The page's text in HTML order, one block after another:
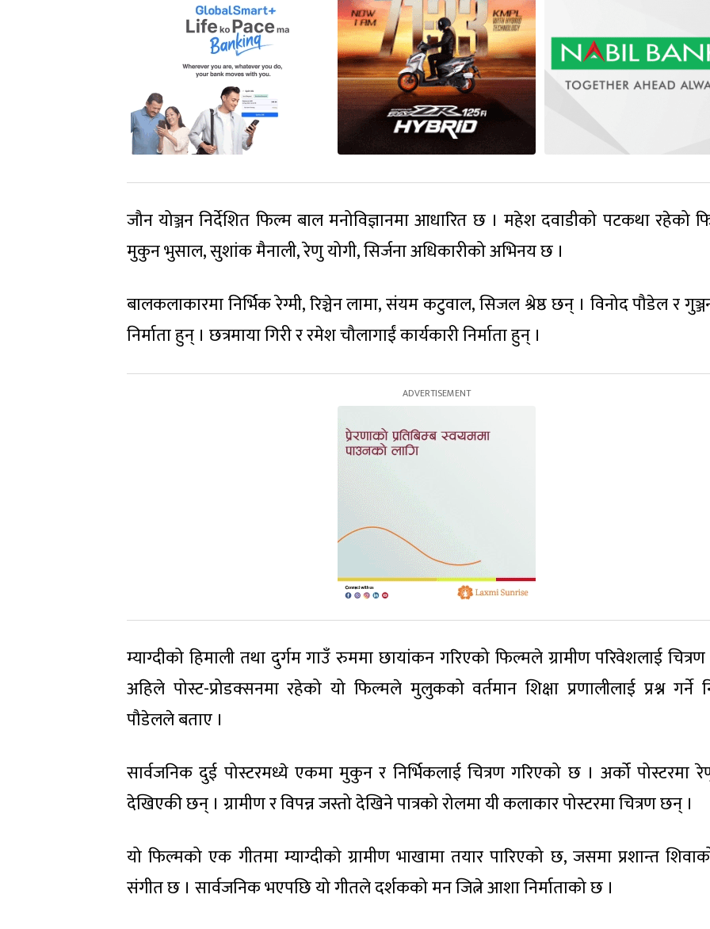
जौन योञ्जन निर्देशित फिल्म बाल मनोविज्ञानमा आधारित छ । महेश दवाडीको पटकथा रहेको
मुकुन भुसाल, सुशांक मैनाली, रेणु योगी, सिर्जना अधिकारीको अभिनय छ ।
बालकलाकारमा निर्भिक रेग्मी, रिञ्चेन लामा, संयम कटुवाल, सिजल श्रेष्ठ छन् । विनोद पौडेल र
निर्माता हुन् । छत्रमाया गिरी र रमेश चौलागाईं कार्यकारी निर्माता हुन् ।
म्याग्दीको हिमाली तथा दुर्गम गाउँ रुममा छायांकन गरिएको फिल्मले ग्रामीण परिवेशलाई चित्रण
अहिले पोस्ट-प्रोडक्सनमा रहेको यो फिल्मले मुलुकको वर्तमान शिक्षा प्रणालीलाई प्रश्न गर्ने
पौडेलले बताए ।
सार्वजनिक दुई पोस्टरमध्ये एकमा मुकुन र निर्भिकलाई चित्रण गरिएको छ । अर्को पोस्टरमा
देखिएकी छन् । ग्रामीण र विपन्न जस्तो देखिने पात्रको रोलमा यी कलाकार पोस्टरमा चित्रण छन् ।
यो फिल्मको एक गीतमा म्याग्दीको ग्रामीण भाखामा तयार पारिएको छ, जसमा प्रशान्त
संगीत छ । सार्वजनिक भएपछि यो गीतले दर्शकको मन जित्ने आशा निर्माताको छ ।